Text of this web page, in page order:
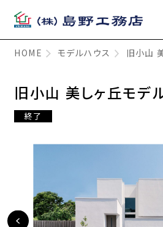
HOME モデルハウス 旧小山
旧小山 美しヶ丘モデ
終了